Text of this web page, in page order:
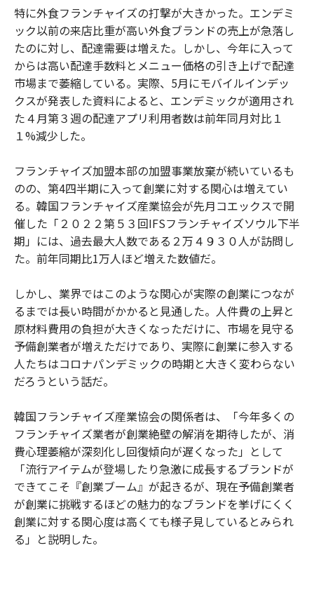
特に外食フランチャイズの打撃が大きかった。エンデミ
ック以前の来店比重が高い外食ブランドの売上が急落し
たのに対し、配達需要は増えた。しかし、今年に入って
からは高い配達手数料とメニュー価格の引き上げで配達
市場まで萎縮している。実際、5月にモバイルインデッ
クスが発表した資料によると、エンデミックが適用され
た４月第３週の配達アプリ利用者数は前年同月対比１
１%減少した。
フランチャイズ加盟本部の加盟事業放棄が続いているも
のの、第4四半期に入って創業に対する関心は増えてい
る。韓国フランチャイズ産業協会が先月コエックスで開
催した「２０２２第５３回IFSフランチャイズソウル下半
期」には、過去最大人数である２万４９３０人が訪問し
た。前年同期比1万人ほど増えた数値だ。
しかし、業界ではこのような関心が実際の創業につなが
るまでは長い時間がかかると見通した。人件費の上昇と
原材料費用の負担が大きくなっただけに、市場を見守る
予備創業者が増えただけであり、実際に創業に参入する
人たちはコロナパンデミックの時期と大きく変わらない
だろうという話だ。
韓国フランチャイズ産業協会の関係者は、「今年多くの
フランチャイズ業者が創業絶壁の解消を期待したが、消
費心理萎縮が深刻化し回復傾向が遅くなった」として
「流行アイテムが登場したり急激に成長するブランドが
できてこそ『創業ブーム』が起きるが、現在予備創業者
が創業に挑戦するほどの魅力的なブランドを挙げにくく
創業に対する関心度は高くても様子見しているとみられ
る」と説明した。